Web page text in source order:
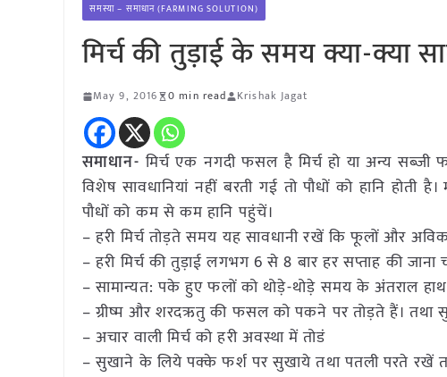
समस्या – समाधान (FARMING SOLUTION)
मिर्च की तुड़ाई के समय क्या-क्या
May 9, 2016 0 min read Krishak Jagat
समाधान- मिर्च एक नगदी फसल है मिर्च हो या अन्य
विशेष सावधानियां नहीं बरती गई तो पौधों को हानि होती
पौधों को कम से कम हानि पहुंचें।
– हरी मिर्च तोड़ते समय यह सावधानी रखें कि फूलों और
– हरी मिर्च की तुड़ाई लगभग 6 से 8 बार हर सप्ताह की जाना
– सामान्यत: पके हुए फलों को थोड़े-थोड़े समय के अंतराल
– ग्रीष्म और शरदऋतु की फसल को पकने पर तोड़ते हैं। तथा
– अचार वाली मिर्च को हरी अवस्था में तोडं
– सुखाने के लिये पक्के फर्श पर सुखाये तथा पतली परते रखें